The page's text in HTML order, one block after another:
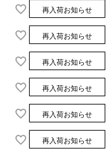
再入荷お知らせ
再入荷お知らせ
再入荷お知らせ
再入荷お知らせ
再入荷お知らせ
再入荷お知らせ